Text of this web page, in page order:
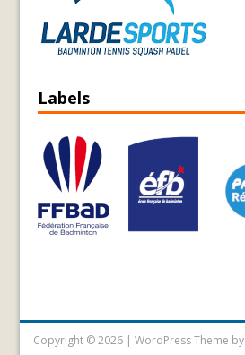
Labels
Copyright © 2026 | WordPress Theme by